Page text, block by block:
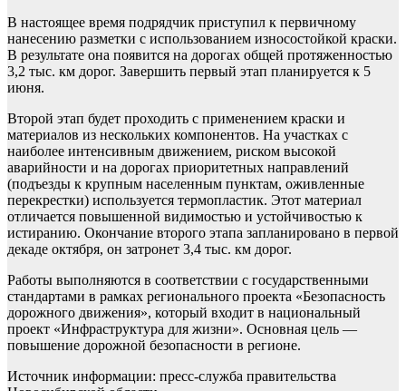
В настоящее время подрядчик приступил к первичному
нанесению разметки с использованием износостойкой краски.
В результате она появится на дорогах общей протяженностью
3,2 тыс. км дорог. Завершить первый этап планируется к 5
июня.
Второй этап будет проходить с применением краски и
материалов из нескольких компонентов. На участках с
наиболее интенсивным движением, риском высокой
аварийности и на дорогах приоритетных направлений
(подъезды к крупным населенным пунктам, оживленные
перекрестки) используется термопластик. Этот материал
отличается повышенной видимостью и устойчивостью к
истиранию. Окончание второго этапа запланировано в первой
декаде октября, он затронет 3,4 тыс. км дорог.
Работы выполняются в соответствии с государственными
стандартами в рамках регионального проекта «Безопасность
дорожного движения», который входит в национальный
проект «Инфраструктура для жизни». Основная цель —
повышение дорожной безопасности в регионе.
Источник информации: пресс-служба правительства